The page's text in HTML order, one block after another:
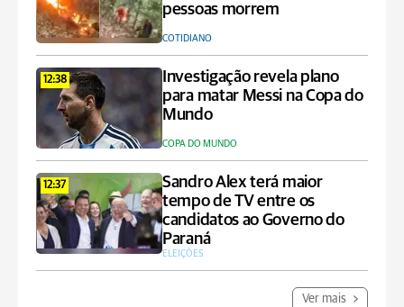
pessoas morrem
COTIDIANO
12:38
Investigação revela plano
para matar Messi na Copa do
Mundo
COPA DO MUNDO
12:37
Sandro Alex terá maior
tempo de TV entre os
candidatos ao Governo do
Paraná
ELEIÇÕES
Ver mais